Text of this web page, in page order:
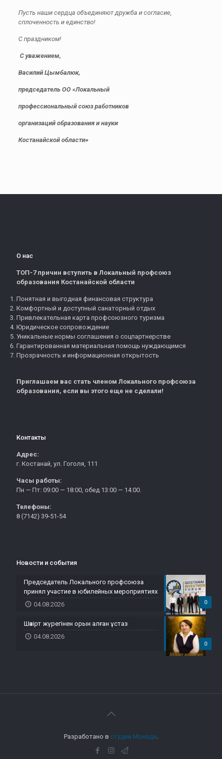
Пусть наши сердца объединяют дружба и согласие,
сплоченность и единство!
С праздником!
С уважением,
Василий Цымбалюк,
председатель ОО «Локальный
профессиональный союз работников
организаций образования и науки
Костанайской области»
О нас
ТОП-7 причин вступить в Локальный профсоюз
образования Костанайской области
Понятная и выгодная финансовая структура
Комфортный и доступный санаторный отдых
Привлекательная карта профсоюзного туризма
Юридическое сопровождение
Уникальные нормы соглашения о соцпартнерстве
Гарантированная материальная помощь нуждающимся
Прозрачность и информационная открытость
Приглашаем вас стать членом Локального профсоюза
образования, если вы этого еще не сделали!
Контакты
Адрес:
г. Костанай, ул. Гоголя, 111
Часы работы:
Пн — Пт: 09:00 — 18:00, обед 13:00 — 14:00.
Телефоны:
8 (7142) 39-51-54
Новости и события
0
Председатель Локального профсоюза
принял участие в юбилейных мероприятиях
04.08.2026
0
Шәкірт жүрегінен орын алған ұстаз
04.08.2026
Разработано в студии Монада.